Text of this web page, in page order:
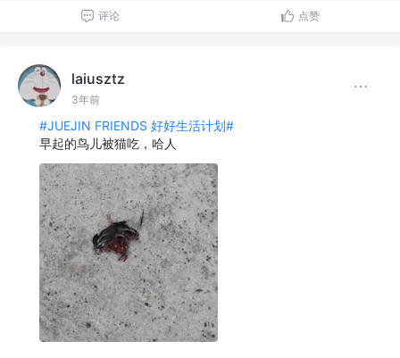
评论 点赞
laiusztz
3年前
#JUEJIN FRIENDS 好好生活计划#
早起的鸟儿被猫吃，哈人